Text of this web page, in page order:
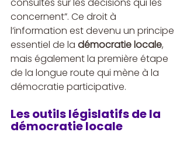
consultés sur les décisions qui les
concernent”. Ce droit à
l’information est devenu un principe
essentiel de la démocratie locale,
mais également la première étape
de la longue route qui mène à la
démocratie participative.
Les outils législatifs de la
démocratie locale